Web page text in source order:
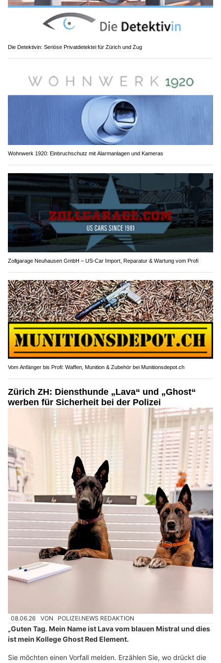
Die Detektivin: Seriöse Privatdetektei für Zürich und Zug
Wohnwerk 1920: Einbruchschutz mit Alarmanlagen und Kameras
Zollgarage Neuhausen GmbH – US-Car Import, Reparatur & Wartung vom Profi
Vom Anfänger bis Profi: Waffen, Munition & Zubehör bei Munitionsdepot.ch
Zürich ZH: Diensthunde „Lava“ und „Ghost“
werben für Sicherheit bei der Polizei
08.06.26 VON POLIZEI.NEWS REDAKTION
„Guten Tag. Mein Name ist Lava vom blauen Mistral und dies
ist mein Kollege Ghost Red Element.
Sie möchten einen Vorfall melden. Erzählen Sie, wo drückt die